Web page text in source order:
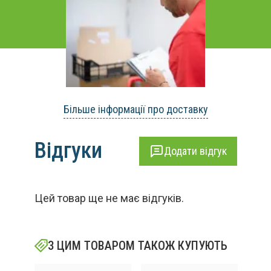
Більше інформації про доставку
Відгуки Додати відгук
Цей товар ще не має відгуків.
З ЦИМ ТОВАРОМ ТАКОЖ КУПУЮТЬ